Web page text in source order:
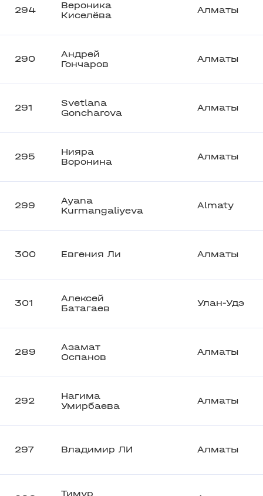
294
Вероника
Киселёва
Алматы
290
Андрей
Гончаров
Алматы
291
Svetlana
Goncharova
Алматы
295
Нияра
Воронина
Алматы
299
Ayana
Kurmangaliyeva
Almaty
300 Евгения Ли Алматы
301
Алексей
Батагаев
Улан-Удэ
289
Азамат
Оспанов
Алматы
292
Нагима
Умирбаева
Алматы
297 Владимир ЛИ Алматы